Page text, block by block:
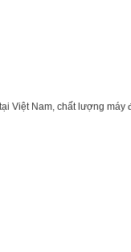
Việt Nam, chất lượng máy